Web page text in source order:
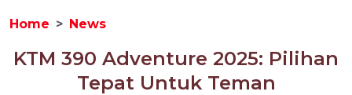
Home News
KTM 390 Adventure 2025: Pilihan
Tepat Untuk Teman